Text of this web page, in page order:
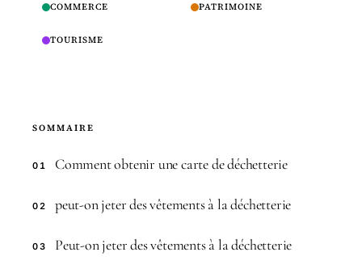
COMMERCE PATRIMOINE
TOURISME
SOMMAIRE
01 Comment obtenir une carte de déchetterie
02 peut-on jeter des vêtements à la déchetterie
03 Peut-on jeter des vêtements à la déchetterie